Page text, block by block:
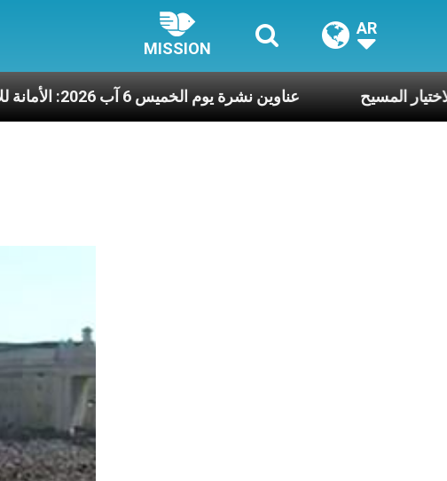
MISSION
AR
عناوين نشرة يوم الخميس 6 آب 2026: الأمانة للإنجيل الشجاعة لاختيار المسيح